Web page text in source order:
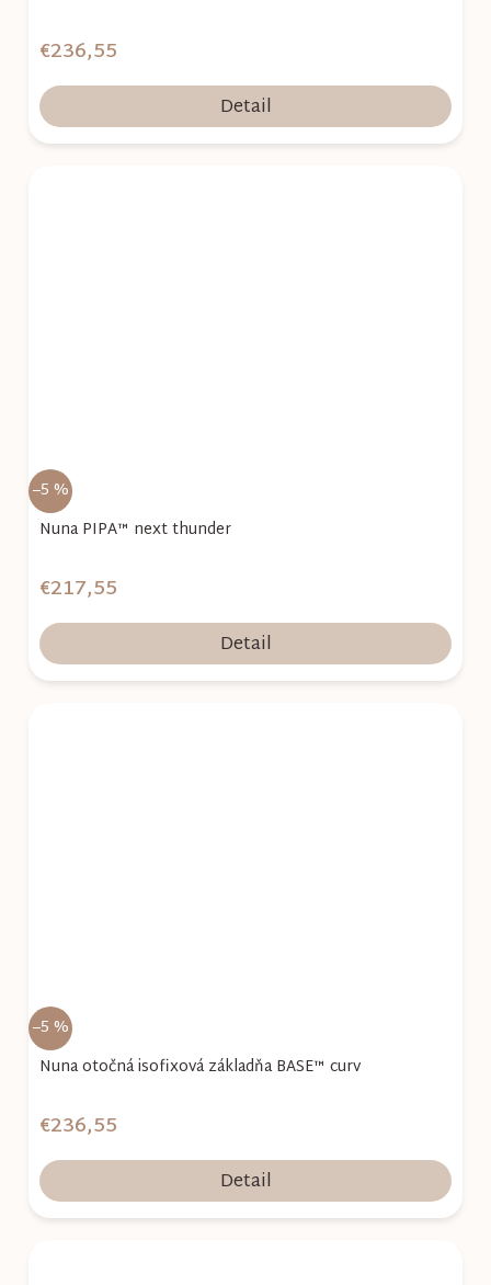
€236,55
Detail
–5 %
Nuna PIPA™ next thunder
€217,55
Detail
–5 %
Nuna otočná isofixová základňa BASE™ curv
€236,55
Detail